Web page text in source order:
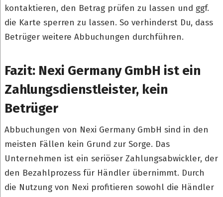
kontaktieren, den Betrag prüfen zu lassen und ggf.
die Karte sperren zu lassen. So verhinderst Du, dass
Betrüger weitere Abbuchungen durchführen.
Fazit: Nexi Germany GmbH ist ein
Zahlungsdienstleister, kein
Betrüger
Abbuchungen von Nexi Germany GmbH sind in den
meisten Fällen kein Grund zur Sorge. Das
Unternehmen ist ein seriöser Zahlungsabwickler, der
den Bezahlprozess für Händler übernimmt. Durch
die Nutzung von Nexi profitieren sowohl die Händler